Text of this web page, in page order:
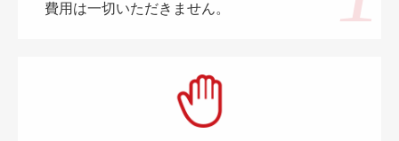
費用は一切いただきません。